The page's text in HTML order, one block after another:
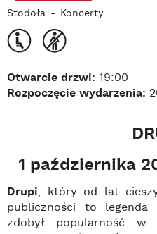
Stodoła Koncerty
Otwarcie drzwi: 19:00
Rozpoczęcie wydarzenia:
1 października
Drupi, który od lat
publiczności to legenda
zdobył popularność